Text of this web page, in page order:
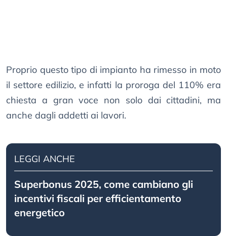
Proprio questo tipo di impianto ha rimesso in moto
il settore edilizio, e infatti la proroga del 110% era
chiesta a gran voce non solo dai cittadini, ma
anche dagli addetti ai lavori.
LEGGI ANCHE
Superbonus 2025, come cambiano gli
incentivi fiscali per efficientamento
energetico